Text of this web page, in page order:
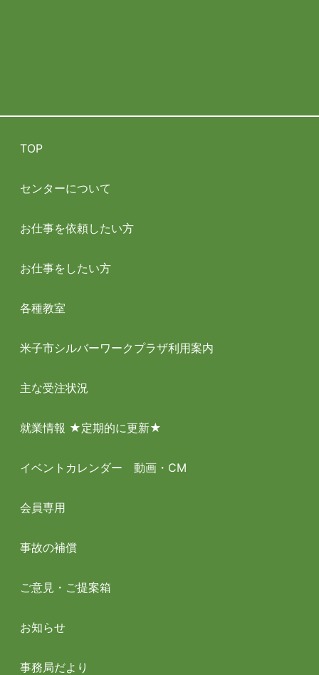
TOP
センターについて
お仕事を依頼したい方
お仕事をしたい方
各種教室
米子市シルバーワークプラザ利用案内
主な受注状況
就業情報 ★定期的に更新★
イベントカレンダー 動画・CM
会員専用
事故の補償
ご意見・ご提案箱
お知らせ
事務局だより